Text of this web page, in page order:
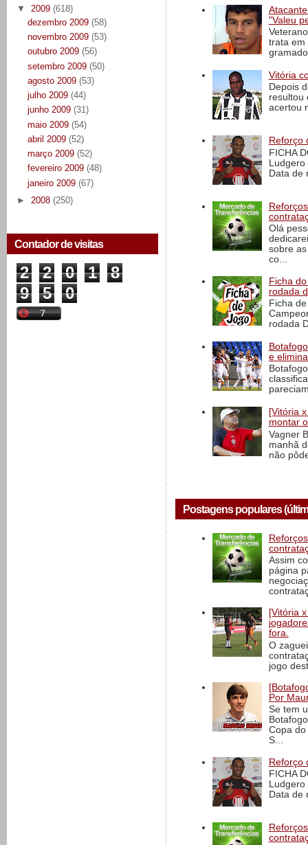
▼ 2009 (618)
dezembro 2009 (58)
novembro 2009 (53)
outubro 2009 (56)
setembro 2009 (50)
agosto 2009 (53)
julho 2009 (44)
junho 2009 (31)
maio 2009 (54)
abril 2009 (52)
março 2009 (52)
fevereiro 2009 (48)
janeiro 2009 (67)
► 2008 (250)
Contador de visitas
2 2 0 1
8
9
5 0
"Valeu
trata em
Vitória
Depois
resultou
acertou
Reforço
FICHA
Data de
Olá
sobre
co...
Ficha
rodada
Ficha
rodada
e
[Vitória
montar
Vagner
manhã
não
Postagens populares
Assim
página
[Vitória
fora.
O
jogo
Por
Se tem
Copa
S...
Reforço
FICHA
Data de